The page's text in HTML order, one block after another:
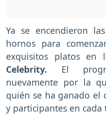
Ya se encendieron
hornos para
exquisitos platos en
Celebrity. El
nuevamente por la
quién se ha ganado el
y participantes en